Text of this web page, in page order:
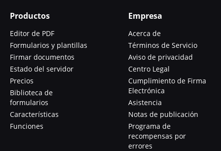
Productos
Editor de PDF
Formularios y plantillas
Firmar documentos
Estado del servidor
Precios
Biblioteca de
formularios
Características
Funciones
Empresa
Acerca de
Términos de Servicio
Aviso de privacidad
Centro Legal
Cumplimiento de Firma
Electrónica
Asistencia
Notas de publicación
Programa de
recompensas por
errores